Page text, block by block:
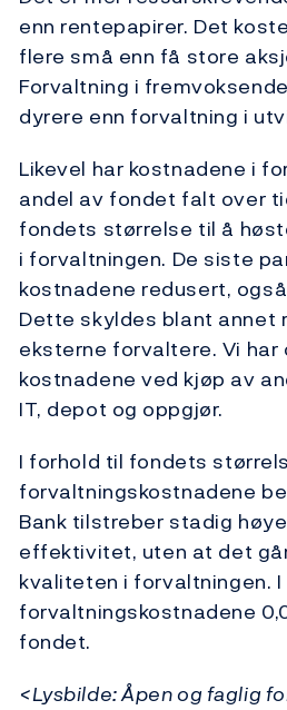
enn rentepapirer. Det
flere små enn få store
Forvaltning i
dyrere enn forvaltning i
Likevel har kostnadene i
andel av fondet falt over
fondets størrelse til å
i forvaltningen. De siste
kostnadene redusert,
Dette skyldes blant annet
eksterne forvaltere. Vi har
kostnadene ved kjøp av
IT, depot og oppgjør.
I forhold til fondets
forvaltningskostnadene
Bank tilstreber stadig
effektivitet, uten at det
kvaliteten i forvaltningen.
forvaltningskostnadene
fondet.
<Lysbilde: Åpen og faglig